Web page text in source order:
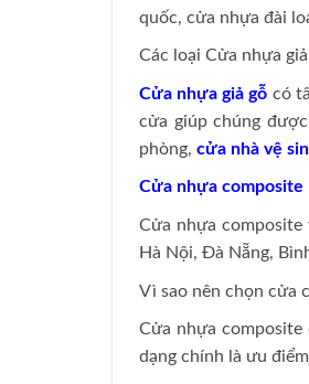
quốc, cửa nhựa đài
Các loại Cửa nhựa
Cửa nhựa giả gỗ có
cửa giúp chúng
phòng, cửa nhà vệ
Cửa nhựa composite
Cửa nhựa
Hà Nội, Đà Nẵng,
Vì sao nên chọn cửa
Cửa nhựa
dạng chính là ưu